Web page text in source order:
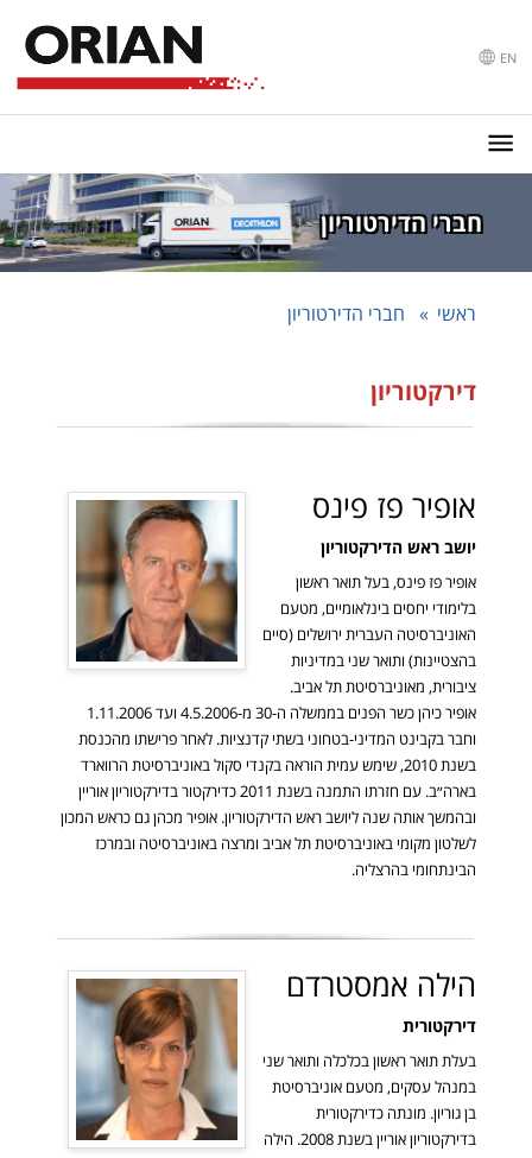
EN
חברי הדירטוריון
ראשי חברי הדירטוריון
דירקטוריון
אופיר פז פינס
יושב ראש הדירקטוריון
אופיר פז פינס, בעל תואר ראשון
בלימודי יחסים בינלאומיים, מטעם
האוניברסיטה העברית ירושלים (סיים
בהצטיינות) ותואר שני במדיניות
ציבורית, מאוניברסיטת תל אביב.
אופיר כיהן כשר הפנים בממשלה ה-30 מ-4.5.2006 ועד 1.11.2006
וחבר בקבינט המדיני-בטחוני בשתי קדנציות. לאחר פרישתו מהכנסת
בשנת 2010, שימש עמית הוראה בקנדי סקול באוניברסיטת הרווארד
בארה״ב. עם חזרתו התמנה בשנת 2011 כדירקטור בדירקטוריון אוריין
ובהמשך אותה שנה ליושב ראש הדירקטוריון. אופיר מכהן גם כראש המכון
לשלטון מקומי באוניברסיטת תל אביב ומרצה באוניברסיטה ובמרכז
הבינתחומי בהרצליה.
הילה אמסטרדם
דירקטורית
בעלת תואר ראשון בכלכלה ותואר שני
במנהל עסקים, מטעם אוניברסיטת
בן גוריון. מונתה כדירקטורית
בדירקטוריון אוריין בשנת 2008. הילה